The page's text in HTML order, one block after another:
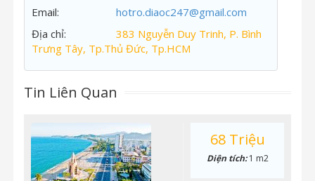
Email:
hotro.diaoc247@gmail.com
Địa chỉ:
383 Nguyễn Duy Trinh, P. Bình
Trưng Tây, Tp.Thủ Đức, Tp.HCM
Tin Liên Quan
68 Triệu
Diện tích:1 m2